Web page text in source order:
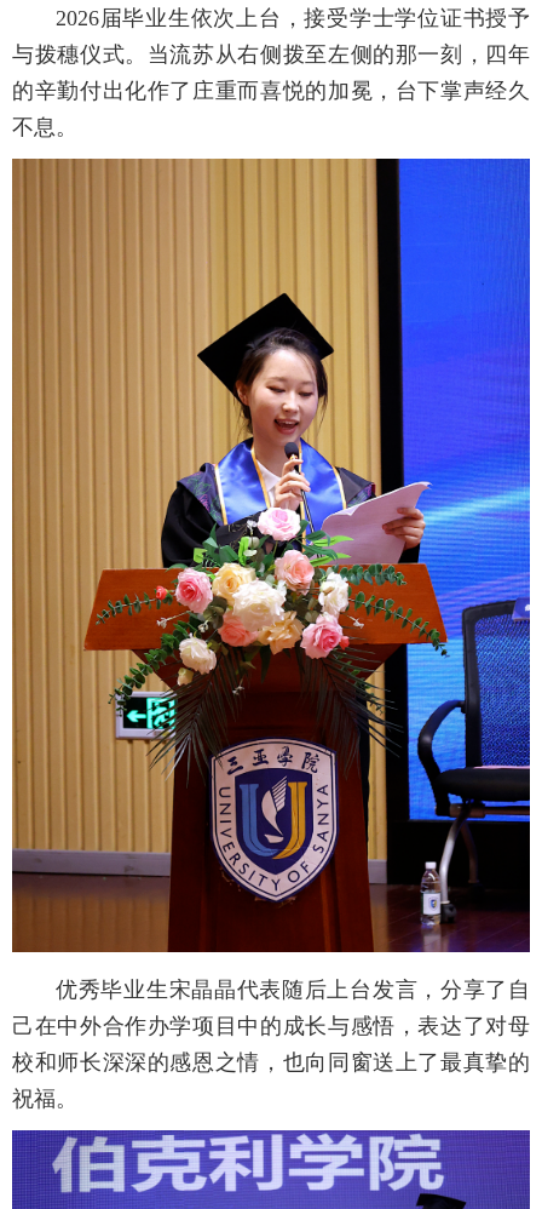
2026届毕业生依次上台，接受学士学位证书授予
与拨穗仪式。当流苏从右侧拨至左侧的那一刻，四年
的辛勤付出化作了庄重而喜悦的加冕，台下掌声经久
不息。
优秀毕业生宋晶晶代表随后上台发言，分享了自
己在中外合作办学项目中的成长与感悟，表达了对母
校和师长深深的感恩之情，也向同窗送上了最真挚的
祝福。